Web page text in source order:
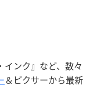
インク』など、数々
＆ピクサーから最新